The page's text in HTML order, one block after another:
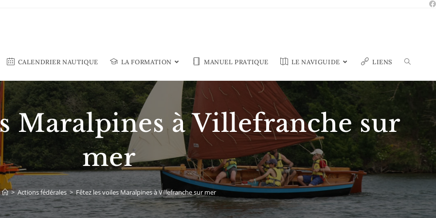
CALENDRIER NAUTIQUE LA FORMATION MANUEL PRATIQUE LE NAVIGUIDE LIENS
Maralpines à Villefranche sur
mer
> Actions fédérales > Fêtez les voiles Maralpines à Villefranche sur mer